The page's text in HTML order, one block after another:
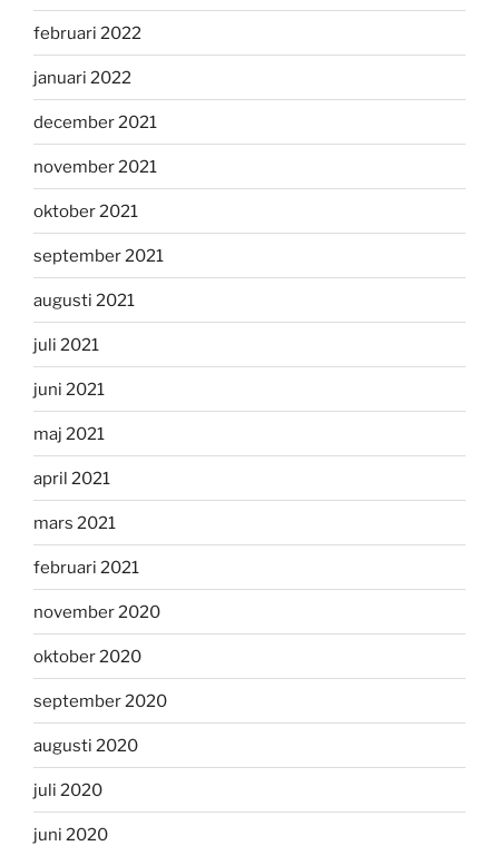
februari 2022
januari 2022
december 2021
november 2021
oktober 2021
september 2021
augusti 2021
juli 2021
juni 2021
maj 2021
april 2021
mars 2021
februari 2021
november 2020
oktober 2020
september 2020
augusti 2020
juli 2020
juni 2020